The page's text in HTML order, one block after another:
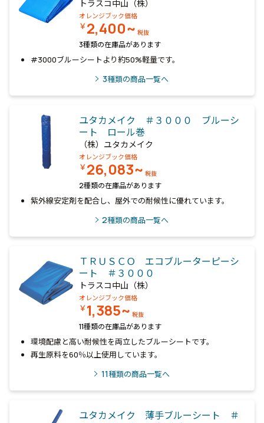
トラスコ中山（株）
オレンジブック価格
￥2,400~ 税抜
3種類の在庫品があります
#3000ブルーシートより約50%軽量です。
3種類の商品一覧へ
ユタカメイク ＃３０００ ブルーシ
ート ロール巻
（株）ユタカメイク
オレンジブック価格
￥26,083~ 税抜
2種類の在庫品があります
紫外線安定剤を配合し、屋外での耐候性に優れています。
2種類の商品一覧へ
ＴＲＵＳＣＯ エコブルーターピーシ
ート ＃３０００
トラスコ中山（株）
オレンジブック価格
￥1,385~ 税抜
11種類の在庫品があります
環境配慮と高い耐候性を両立したブルーシートです。
再生原料を60％以上使用しています。
11種類の商品一覧へ
ユタカメイク 薄手ブルーシート ＃